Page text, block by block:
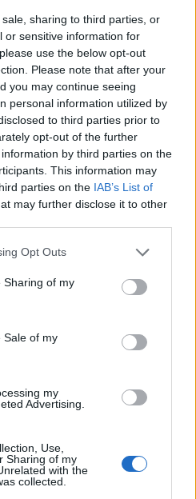
sharing to third parties, or
or sensitive information for
use the below opt-out
Please note that after your
you may continue seeing
personal information utilized by
to third parties prior to
opt-out of the further
by third parties on the
This information may
parties on the IAB’s List of
may further disclose it to other
app uses one or more Google
behaviour. You may click to
and its third-party tags to
purposes in below Google
Opt Outs
Sharing of my
Sale of my
my
Advertising.
Use,
Sharing of my
with the
collected.
cultivar patatas
2026, 20:46:36 UTC
huerto es una de las
para los jardineros
en plantar esas humildes
desenterrar un tesoro de
cultivar nectarinas
parientes de piel suave
con un sabor
que las opciones
cultivar limas en
de 2026, 14:16:23 UTC
ofrece una gran cantidad
satisfacción de cosechar
hasta la belleza que
agregan a su paisaje.